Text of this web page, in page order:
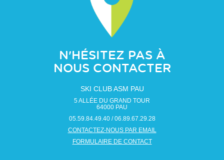
N'HÉSITEZ PAS À
NOUS CONTACTER
SKI CLUB ASM PAU
5 ALLÉE DU GRAND TOUR
64000 PAU
05.59.84.49.40 / 06.89.67.29.28
CONTACTEZ-NOUS PAR EMAIL
FORMULAIRE DE CONTACT